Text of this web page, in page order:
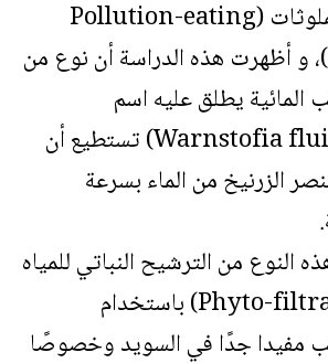
على الملوثات (Pollution-eating
moss)، و أظهرت هذه الدراسة أن نوع من
المائية يطلق عليه اسم
(Warnstofia fluitans) تستطيع أن
الزرنيخ من الماء بسرعة
النوع من الترشيح النباتي للمياه
(Phyto-filtration) باستخدام
مفيدا جدًا في السويد وخصوصًا